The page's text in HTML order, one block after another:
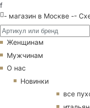
f
- магазин в Москве --
Женщинам
Мужчинам
О нас
Новинки
все